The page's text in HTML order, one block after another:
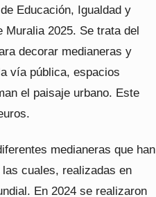
Educación, Igualdad y
2025. Se trata del
decorar medianeras y
vía pública, espacios
el paisaje urbano. Este
medianeras que han
cuales, realizadas en
En 2024 se realizaron